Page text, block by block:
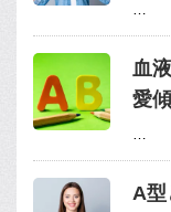
…
血
愛
…
A型